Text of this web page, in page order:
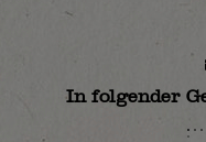
In folgender